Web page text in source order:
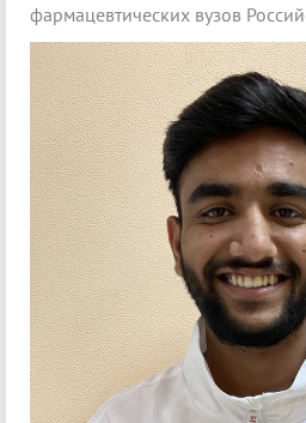
фармацевтических вузов